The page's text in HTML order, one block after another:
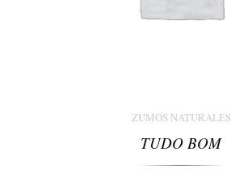
ZUMOS NATURALES
TUDO BOM